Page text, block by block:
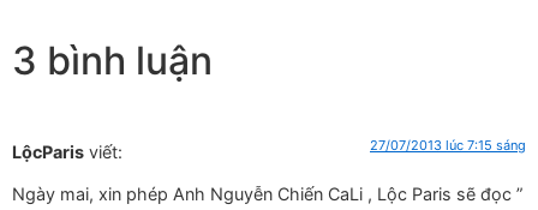
3 bình luận
LộcParis viết: 27/07/2013 lúc 7:15 sáng
Ngày mai, xin phép Anh Nguyễn Chiến CaLi , Lộc Paris sẽ đọc ”